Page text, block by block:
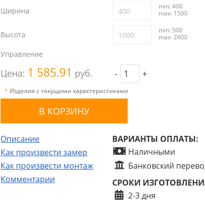
Ширина
min: 400
max: 1500
Высота
min: 500
max: 2400
Управление
Цена: 1 585.91 руб. - +
* Изделия с текущими характеристиками
Описание
Как произвести замер
Как произвести монтаж
Комментарии
ВАРИАНТЫ ОПЛАТЫ:
Наличными
Банковский
СРОКИ
2-3 дня